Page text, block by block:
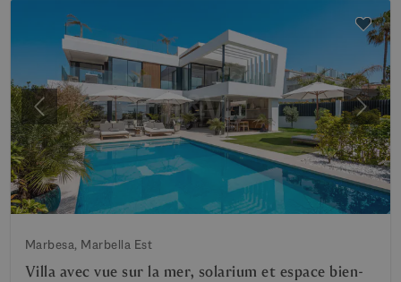
Précédent
Marbesa, Marbella Est
Villa avec vue sur la mer, solarium et espace bien-